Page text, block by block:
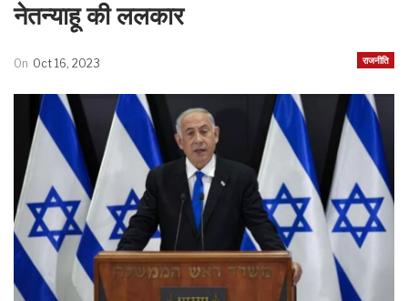
नेतन्याहू की ललकार
राजनीति
On Oct 16, 2023